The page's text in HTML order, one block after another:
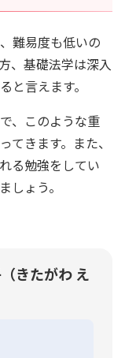
難易度も低いの
、基礎法学は深入
と言えます。
、このような重
きます。また、
る勉強をしてい
しょう。
きたがわ え